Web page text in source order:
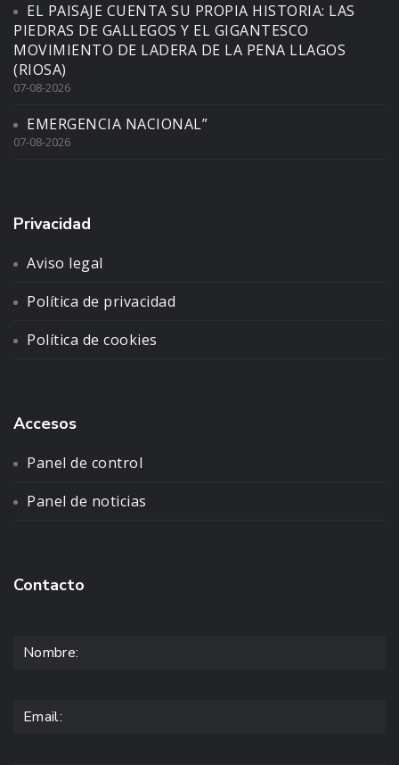
EL PAISAJE CUENTA SU PROPIA HISTORIA: LAS
PIEDRAS DE GALLEGOS Y EL GIGANTESCO
MOVIMIENTO DE LADERA DE LA PENA LLAGOS
(RIOSA)
07-08-2026
EMERGENCIA NACIONAL”
07-08-2026
Privacidad
Aviso legal
Política de privacidad
Política de cookies
Accesos
Panel de control
Panel de noticias
Contacto